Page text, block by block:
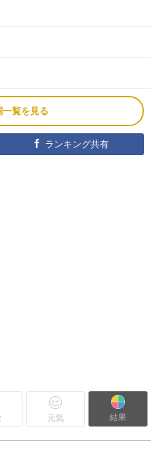
一覧を見る
ランキング共有
元気 結果